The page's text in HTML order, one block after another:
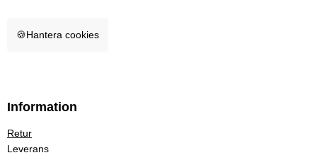
🍪Hantera cookies
Information
Retur
Leverans